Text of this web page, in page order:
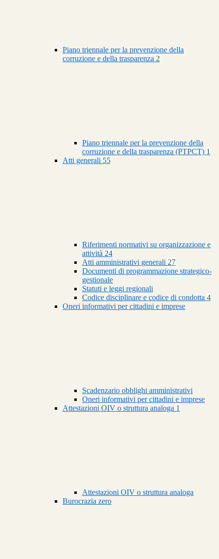
Piano triennale per la prevenzione della
corruzione e della trasparenza 2
Piano triennale per la prevenzione della
corruzione e della trasparenza (PTPCT) 1
Atti generali 55
Riferimenti normativi su organizzazione e
attività 24
Atti amministrativi generali 27
Documenti di programmazione strategico-
gestionale
Statuti e leggi regionali
Codice disciplinare e codice di condotta 4
Oneri informativi per cittadini e imprese
Scadenzario obblighi amministrativi
Oneri informativi per cittadini e imprese
Attestazioni OIV o struttura analoga 1
Attestazioni OIV o struttura analoga
Burocrazia zero